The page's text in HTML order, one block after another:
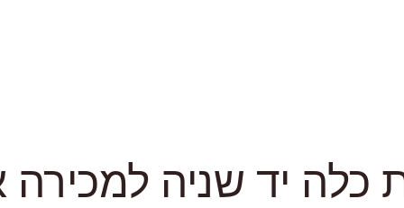
כלה יד שניה למכירה